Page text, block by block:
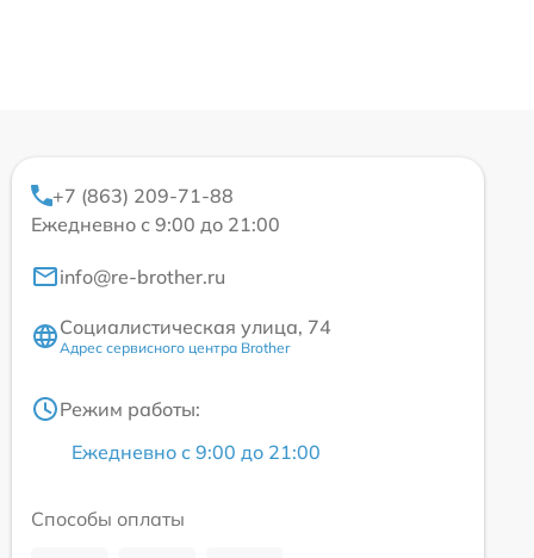
+7 (863) 209-71-88
Ежедневно с 9:00 до 21:00
info@re-brother.ru
Социалистическая улица, 74
Адрес сервисного центра Brother
Режим работы:
Ежедневно с 9:00 до 21:00
Способы оплаты